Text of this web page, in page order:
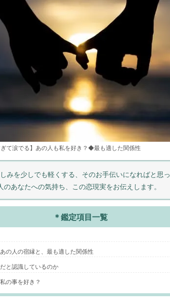
ぎて涙でる】あの人も私を好き？◆最も適した関係性
みを少しでも軽くする、そのお手伝いになればと思
あなたへの気持ち、この恋現実をお伝えします。
＊鑑定項目一覧
の人の宿縁と、最も適した関係性
と認識しているのか
の事を好き？